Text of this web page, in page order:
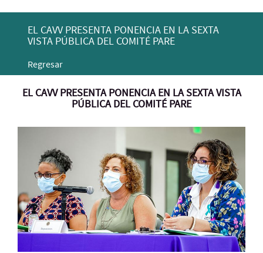
EL CAVV PRESENTA PONENCIA EN LA SEXTA
VISTA PÚBLICA DEL COMITÉ PARE
Regresar
EL CAVV PRESENTA PONENCIA EN LA SEXTA VISTA
PÚBLICA DEL COMITÉ PARE